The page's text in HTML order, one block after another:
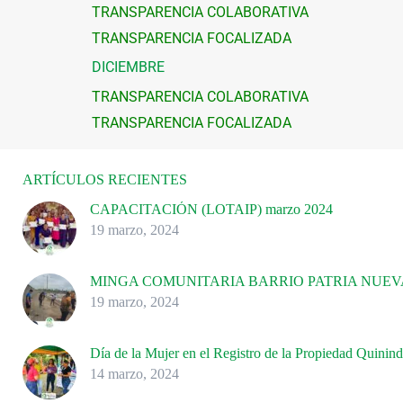
TRANSPARENCIA COLABORATIVA
TRANSPARENCIA FOCALIZADA
DICIEMBRE
TRANSPARENCIA COLABORATIVA
TRANSPARENCIA FOCALIZADA
ARTÍCULOS RECIENTES
CAPACITACIÓN (LOTAIP) marzo 2024
19 marzo, 2024
MINGA COMUNITARIA BARRIO PATRIA
19 marzo, 2024
Día de la Mujer en el Registro de la Propiedad
14 marzo, 2024